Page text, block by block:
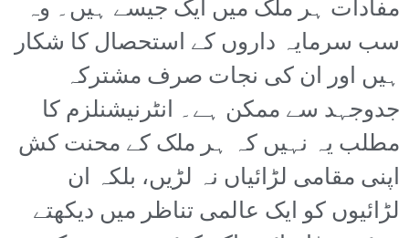
مفادات ہر ملک میں ایک جیسے ہیں۔ وہ
سب سرمایہ داروں کے استحصال کا شکار
ہیں اور ان کی نجات صرف مشترکہ
جدوجہد سے ممکن ہے۔ انٹرنیشنلزم کا
مطلب یہ نہیں کہ ہر ملک کے محنت کش
اپنی مقامی لڑائیاں نہ لڑیں، بلکہ ان
لڑائیوں کو ایک عالمی تناظر میں دیکھتے